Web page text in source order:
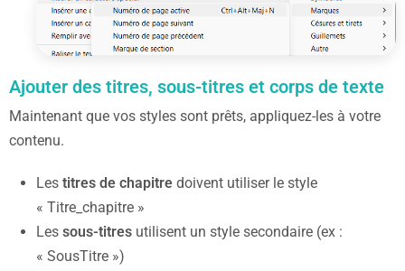
Ajouter des titres, sous-titres et corps de texte
Maintenant que vos styles sont prêts, appliquez-les à votre
contenu.
Les titres de chapitre doivent utiliser le style
« Titre_chapitre »
Les sous-titres utilisent un style secondaire (ex :
« SousTitre »)